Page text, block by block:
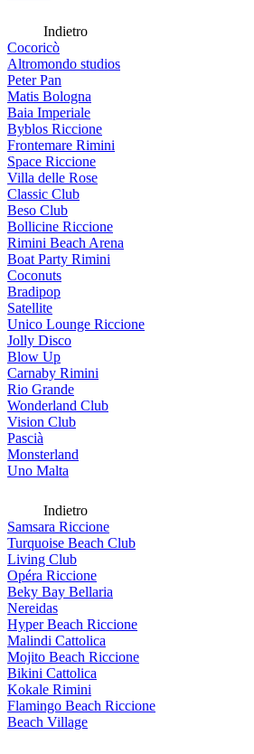
Indietro
Cocoricò
Altromondo studios
Peter Pan
Matis Bologna
Baia Imperiale
Byblos Riccione
Frontemare Rimini
Space Riccione
Villa delle Rose
Classic Club
Beso Club
Bollicine Riccione
Rimini Beach Arena
Boat Party Rimini
Coconuts
Bradipop
Satellite
Unico Lounge Riccione
Jolly Disco
Blow Up
Carnaby Rimini
Rio Grande
Wonderland Club
Vision Club
Pascià
Monsterland
Uno Malta
Indietro
Samsara Riccione
Turquoise Beach Club
Living Club
Opéra Riccione
Beky Bay Bellaria
Nereidas
Hyper Beach Riccione
Malindi Cattolica
Mojito Beach Riccione
Bikini Cattolica
Kokale Rimini
Flamingo Beach Riccione
Beach Village